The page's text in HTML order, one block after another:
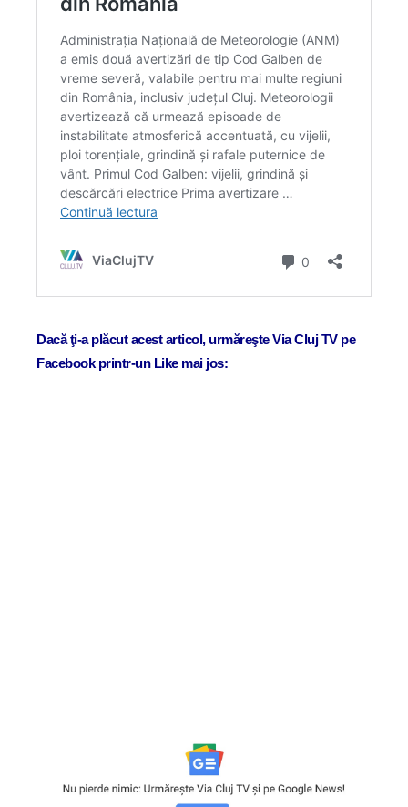
Dacă ţi-a plăcut acest articol, urmăreşte Via Cluj TV pe
Facebook printr-un Like mai jos: